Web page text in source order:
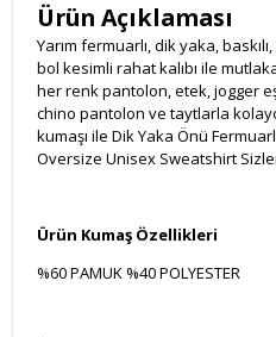
Ürün Açıklaması
Yarım fermuarlı, dik yaka,
bol kesimli rahat kalıbı ile
her renk pantolon, etek, jogger
chino pantolon ve taytlarla
kumaşı ile Dik Yaka Önü
Oversize Unisex Sweatshirt
Ürün Kumaş Özellikleri
%60 PAMUK %40 POLYESTER